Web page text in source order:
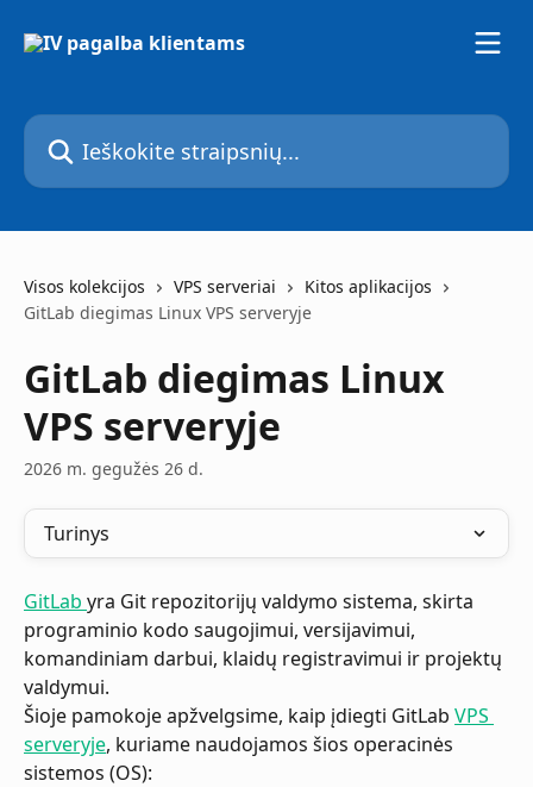
Ieškokite straipsnių...
Visos kolekcijos VPS serveriai
Kitos aplikacijos
GitLab diegimas Linux VPS serveryje
GitLab diegimas Linux
VPS serveryje
2026 m. gegužės 26 d.
Turinys
GitLab yra Git repozitorijų valdymo sistema, skirta
programinio kodo saugojimui, versijavimui,
komandiniam darbui, klaidų registravimui ir projektų
valdymui.
Šioje pamokoje apžvelgsime, kaip įdiegti GitLab VPS
serveryje, kuriame naudojamos šios operacinės
sistemos (OS):